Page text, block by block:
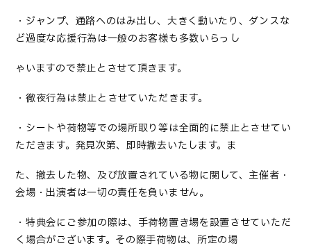
・ジャンプ、通路へのはみ出し、大きく動いたり、ダンスな
ど過度な応援行為は一般のお客様も多数いらっし
ゃいますので禁止とさせて頂きます。
・徹夜行為は禁止とさせていただきます。
・シートや荷物等での場所取り等は全面的に禁止とさせてい
ただきます。発見次第、即時撤去いたします。ま
た、撤去した物、及び放置されている物に関して、主催者・
会場・出演者は一切の責任を負いません。
・特典会にご参加の際は、手荷物置き場を設置させていただ
く場合がございます。その際手荷物は、所定の場